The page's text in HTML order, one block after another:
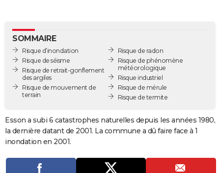
GUIDES D'ACHAT
BONS PLANS
CARTE DE VOEUX
Carte de Noël
Carte Bonne année
Carte Saint-Valentin
Carte Pâques
Carte d'anniversaire
DICTIONNAIRE
COPAINS D'AVANT
SOMMAIRE
Risque d’inondation
Risque de séisme
Risque de retrait-gonflement
des argiles
Risque de mouvement de
terrain
Risque de radon
Risque de phénomène
météorologique
Risque industriel
Risque de mérule
Risque de termite
Esson a subi 6 catastrophes naturelles depuis les années 1980,
la dernière datant de 2001. La commune a dû faire face à 1
inondation en 2001.